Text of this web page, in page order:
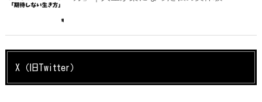
X（旧Twitter）